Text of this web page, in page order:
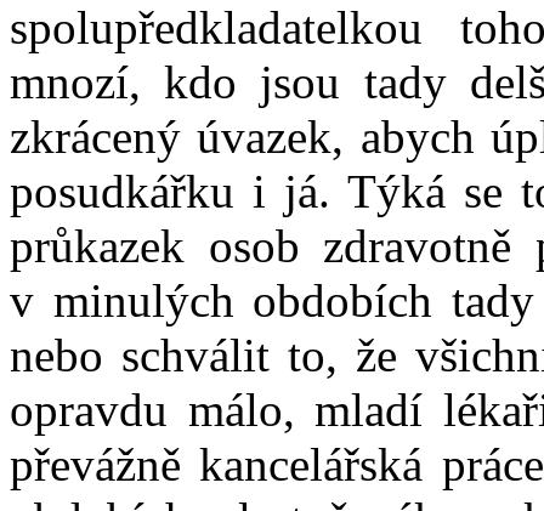
spolupředkladatelkou
mnozí, kdo jsou tady
zkrácený úvazek, abych
posudkářku i já. Týká se
průkazek osob zdravotně
v minulých obdobích tady
nebo schválit to, že
opravdu málo, mladí
převážně kancelářská